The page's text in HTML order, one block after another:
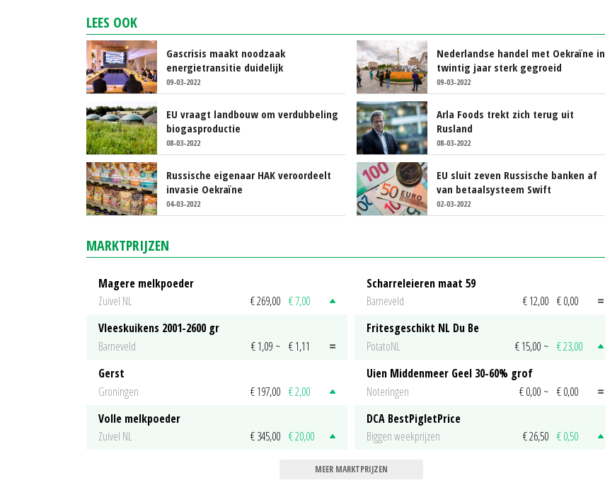
LEES OOK
Gascrisis maakt noodzaak
energietransitie duidelijk
09-03-2022
Nederlandse handel met Oekraïne in
twintig jaar sterk gegroeid
09-03-2022
EU vraagt landbouw om verdubbeling
biogasproductie
08-03-2022
Arla Foods trekt zich terug uit
Rusland
08-03-2022
Russische eigenaar HAK veroordeelt
invasie Oekraïne
04-03-2022
EU sluit zeven Russische banken af
van betaalsysteem Swift
02-03-2022
MARKTPRIJZEN
Magere melkpoeder
Zuivel NL
€ 269,00 € 7,00
Vleeskuikens 2001-2600 gr
Barneveld
€ 1,09 ~ € 1,11
Gerst
Groningen
€ 197,00 € 2,00
Volle melkpoeder
Zuivel NL
€ 345,00 € 20,00
Scharreleieren maat 59
Barneveld
€ 12,00 € 0,00
Fritesgeschikt NL Du Be
PotatoNL
€ 15,00 ~ € 23,00
Uien Middenmeer Geel 30-60% grof
Noteringen
€ 0,00 ~ € 0,00
DCA BestPigletPrice
Biggen weekprijzen
€ 26,50 € 0,50
MEER MARKTPRIJZEN